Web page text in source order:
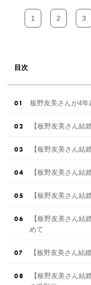
1 2 3
目次
板野友美さんが4年
【板野友美さん結
【板野友美さん結
【板野友美さん結
【板野友美さん結
【板野友美さん結
めて
【板野友美さん結
【板野友美さん結